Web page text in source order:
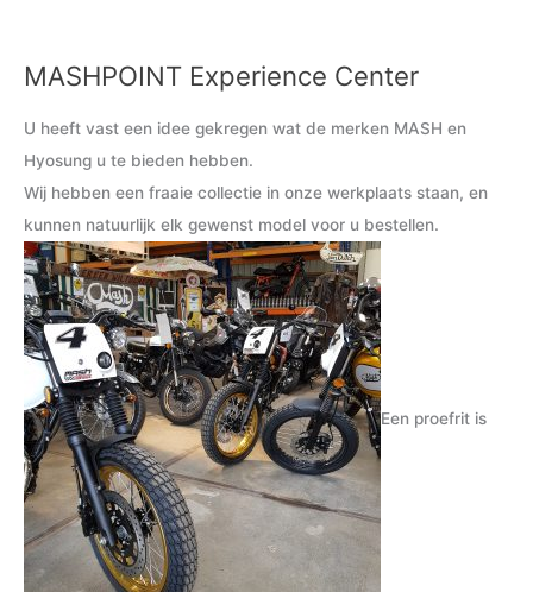
MASHPOINT Experience Center
U heeft vast een idee gekregen wat de merken MASH en
Hyosung u te bieden hebben.
Wij hebben een fraaie collectie in onze werkplaats staan, en
kunnen natuurlijk elk gewenst model voor u bestellen.
Een proefrit is